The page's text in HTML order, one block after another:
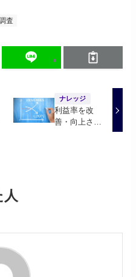
査
ナレッジ
利益率を改
善・向上させ